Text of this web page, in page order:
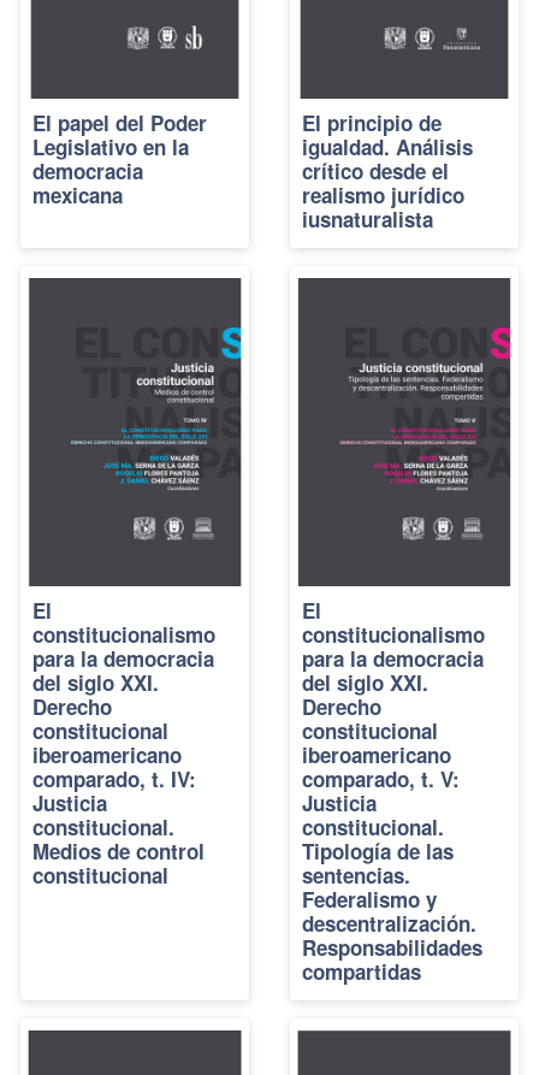
El papel del Poder
Legislativo en la
democracia
mexicana
El principio de
igualdad. Análisis
crítico desde el
realismo jurídico
iusnaturalista
El
constitucionalismo
para la democracia
del siglo XXI.
Derecho
constitucional
iberoamericano
comparado, t. IV:
Justicia
constitucional.
Medios de control
constitucional
El
constitucionalismo
para la democracia
del siglo XXI.
Derecho
constitucional
iberoamericano
comparado, t. V:
Justicia
constitucional.
Tipología de las
sentencias.
Federalismo y
descentralización.
Responsabilidades
compartidas